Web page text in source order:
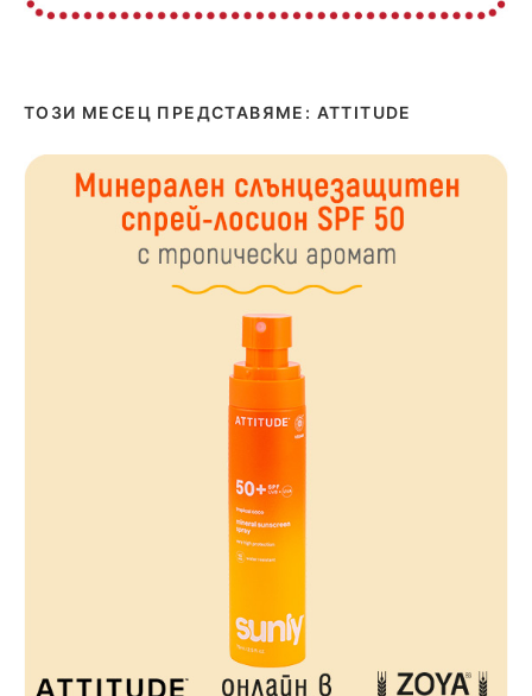
ТОЗИ МЕСЕЦ ПРЕДСТАВЯМЕ: ATTITUDE